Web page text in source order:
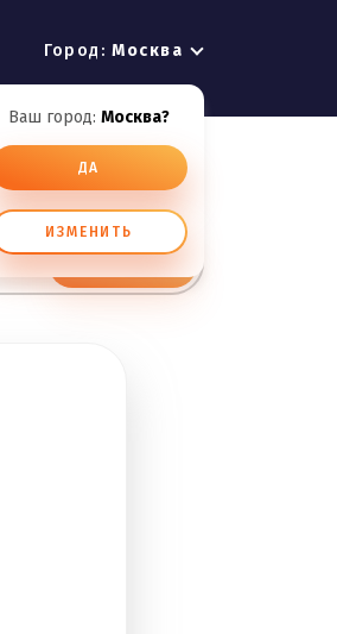
Город:Москва
Ваш город: Москва?
ДА
ИЗМЕНИТЬ